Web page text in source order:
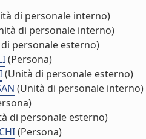
di personale interno)
di personale interno)
personale esterno)
(Persona)
(Unità di personale esterno)
(Unità di personale interno)
di personale esterno)
(Persona)